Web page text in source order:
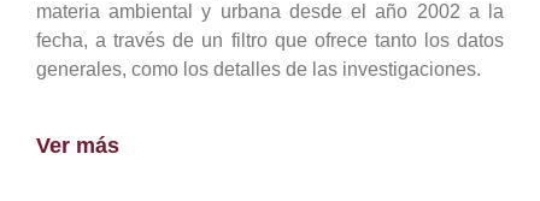
materia ambiental y urbana desde el año 2002 a la
fecha, a través de un filtro que ofrece tanto los datos
generales, como los detalles de las investigaciones.
Ver más